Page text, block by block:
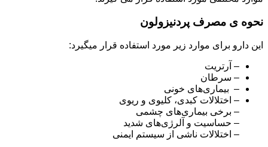
نحوه ی مصرف پردنیزولون
این دارو برای موارد زیر مورد استفاده قرار میگیرد:
– آرتریت
– سرطان
– بیماری‌های خونی
– اختلالات کبدی، کلیوی و ریوی
– برخی بیماری‌های چشمی
– حساسیت و آلرژی‌های شدید
– اختلالات ناشی از سیستم ایمنی